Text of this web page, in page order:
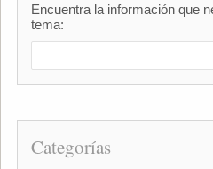
Encuentra la información que
tema:
Categorías